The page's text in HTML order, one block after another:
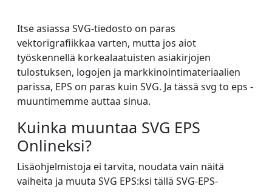
Itse asiassa SVG-tiedosto on paras
vektorigrafiikkaa varten, mutta jos aiot
työskennellä korkealaatuisten asiakirjojen
tulostuksen, logojen ja markkinointimateriaalien
parissa, EPS on paras kuin SVG. Ja tässä svg to eps -
muuntimemme auttaa sinua.
Kuinka muuntaa SVG EPS
Onlineksi?
Lisäohjelmistoja ei tarvita, noudata vain näitä
vaiheita ja muuta SVG EPS:ksi tällä SVG-EPS-